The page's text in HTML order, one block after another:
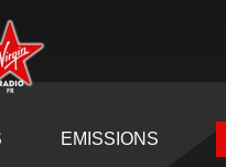
EMISSIONS